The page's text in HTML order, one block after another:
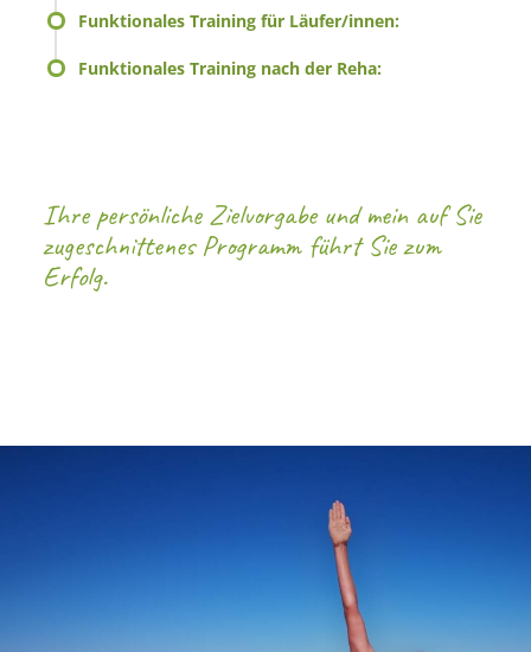
Funktionales Training für Läufer/innen:
Funktionales Training nach der Reha:
Ihre persönliche Zielvorgabe und mein auf Sie
zugeschnittenes Programm führt Sie zum
Erfolg.